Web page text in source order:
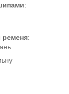
:
ременя: